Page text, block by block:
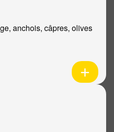
anchois, câpres, olives